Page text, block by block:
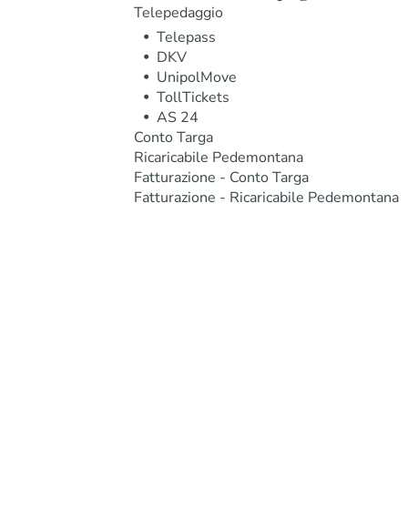
Telepedaggio
Telepass
DKV
UnipolMove
TollTickets
AS 24
Conto Targa
Ricaricabile Pedemontana
Fatturazione - Conto Targa
Fatturazione - Ricaricabile Pedemontana